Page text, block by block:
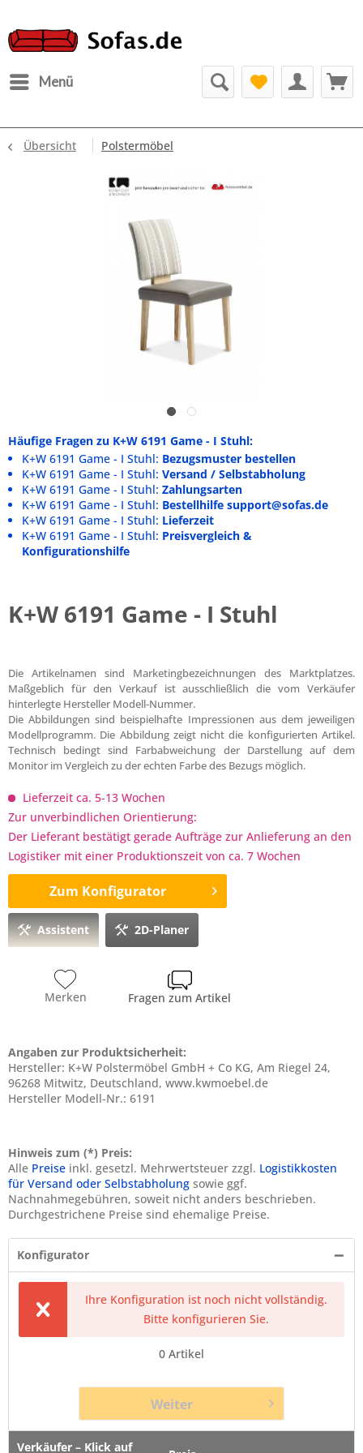
Menü
Übersicht Polstermöbel
Häufige Fragen zu K+W 6191 Game - I Stuhl:
K+W 6191 Game - I Stuhl: Bezugsmuster bestellen
K+W 6191 Game - I Stuhl: Versand / Selbstabholung
K+W 6191 Game - I Stuhl: Zahlungsarten
K+W 6191 Game - I Stuhl: Bestellhilfe support@sofas.de
K+W 6191 Game - I Stuhl: Lieferzeit
K+W 6191 Game - I Stuhl: Preisvergleich &
Konfigurationshilfe
K+W 6191 Game - I Stuhl
Die Artikelnamen sind Marketingbezeichnungen des Marktplatzes.
Maßgeblich für den Verkauf ist ausschließlich die vom Verkäufer
hinterlegte Hersteller Modell-Nummer.
Die Abbildungen sind beispielhafte Impressionen aus dem jeweiligen
Modellprogramm. Die Abbildung zeigt nicht die konfigurierten Artikel.
Technisch bedingt sind Farbabweichung der Darstellung auf dem
Monitor im Vergleich zu der echten Farbe des Bezugs möglich.
Lieferzeit ca. 5-13 Wochen
Zur unverbindlichen Orientierung:
Der Lieferant bestätigt gerade Aufträge zur Anlieferung an den
Logistiker mit einer Produktionszeit von ca. 7 Wochen
Zum Konfigurator
Assistent 2D-Planer
Merken Fragen zum Artikel
Angaben zur Produktsicherheit:
Hersteller: K+W Polstermöbel GmbH + Co KG, Am Riegel 24,
96268 Mitwitz, Deutschland, www.kwmoebel.de
Hersteller Modell-Nr.: 6191
Hinweis zum (*) Preis:
Alle Preise inkl. gesetzl. Mehrwertsteuer zzgl. Logistikkosten
für Versand oder Selbstabholung sowie ggf.
Nachnahmegebühren, soweit nicht anders beschrieben.
Durchgestrichene Preise sind ehemalige Preise.
Konfigurator
Ihre Konfiguration ist noch nicht vollständig.
Bitte konfigurieren Sie.
0 Artikel
Weiter
Verkäufer – Klick auf